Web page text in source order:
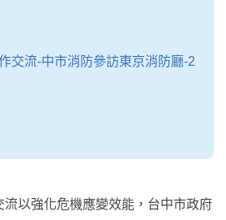
以強化危機應變效能，台中市政府